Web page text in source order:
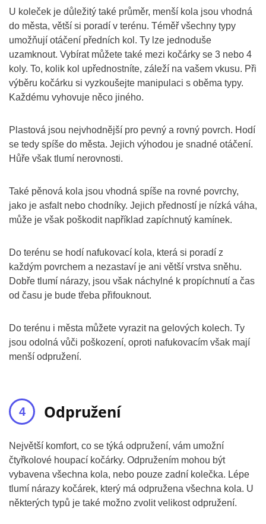
U koleček je důležitý také průměr, menší kola jsou vhodná
do města, větší si poradí v terénu. Téměř všechny typy
umožňují otáčení předních kol. Ty lze jednoduše
uzamknout. Vybírat můžete také mezi kočárky se 3 nebo 4
koly. To, kolik kol upřednostníte, záleží na vašem vkusu. Při
výběru kočárku si vyzkoušejte manipulaci s oběma typy.
Každému vyhovuje něco jiného.
Plastová jsou nejvhodnější pro pevný a rovný povrch. Hodí
se tedy spíše do města. Jejich výhodou je snadné otáčení.
Hůře však tlumí nerovnosti.
Také pěnová kola jsou vhodná spíše na rovné povrchy,
jako je asfalt nebo chodníky. Jejich předností je nízká váha,
může je však poškodit například zapíchnutý kamínek.
Do terénu se hodí nafukovací kola, která si poradí z
každým povrchem a nezastaví je ani větší vrstva sněhu.
Dobře tlumí nárazy, jsou však náchylné k propíchnutí a čas
od času je bude třeba přifouknout.
Do terénu i města můžete vyrazit na gelových kolech. Ty
jsou odolná vůči poškození, oproti nafukovacím však mají
menší odpružení.
Odpružení
Největší komfort, co se týká odpružení, vám umožní
čtyřkolové houpací kočárky. Odpružením mohou být
vybavena všechna kola, nebo pouze zadní kolečka. Lépe
tlumí nárazy kočárek, který má odpružena všechna kola. U
některých typů je také možno zvolit velikost odpružení.